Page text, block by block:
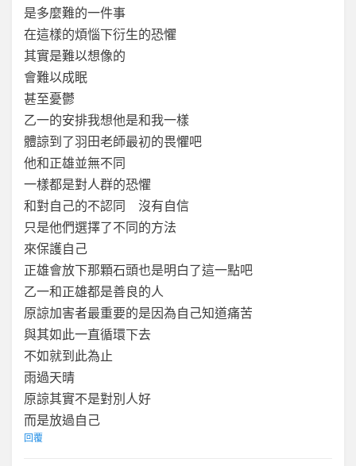
是多麼難的一件事
在這樣的煩惱下衍生的恐懼
其實是難以想像的
會難以成眠
甚至憂鬱
乙一的安排我想他是和我一樣
體諒到了羽田老師最初的畏懼吧
他和正雄並無不同
一樣都是對人群的恐懼
和對自己的不認同 沒有自信
只是他們選擇了不同的方法
來保護自己
正雄會放下那顆石頭也是明白了這一點吧
乙一和正雄都是善良的人
原諒加害者最重要的是因為自己知道痛苦
與其如此一直循環下去
不如就到此為止
雨過天晴
原諒其實不是對別人好
而是放過自己
回覆